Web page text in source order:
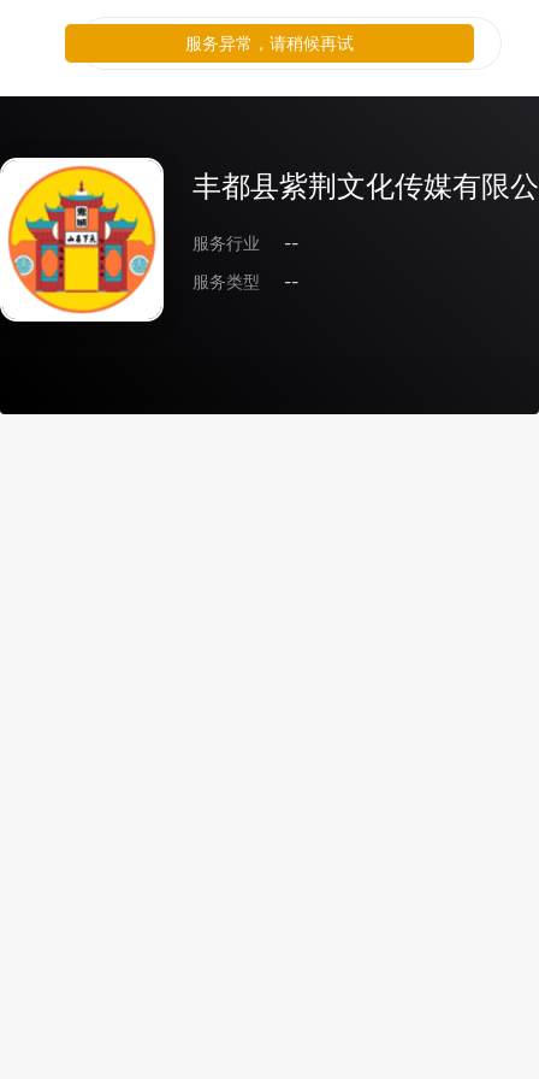
丰都县紫荆文化传媒有限
服务行业
--
服务类型
--
服务异常，请稍候再试